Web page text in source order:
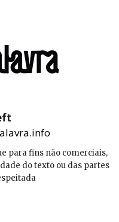
para fins não comerciais,
do texto ou das partes